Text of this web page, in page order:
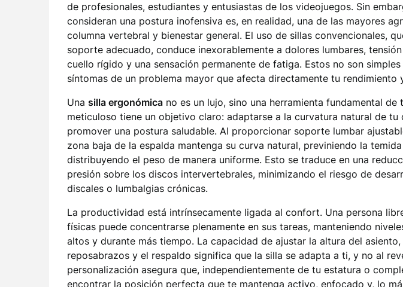
de profesionales, estudiantes y entusiastas de los videojuegos. Sin
consideran una postura inofensiva es, en realidad, una de las mayores
columna vertebral y bienestar general. El uso de sillas convencionales,
soporte adecuado, conduce inexorablemente a dolores lumbares,
cuello rígido y una sensación permanente de fatiga. Estos no son
síntomas de un problema mayor que afecta directamente tu rendimiento
Una silla ergonómica no es un lujo, sino una herramienta fundamental de
meticuloso tiene un objetivo claro: adaptarse a la curvatura natural de tu
promover una postura saludable. Al proporcionar soporte lumbar
zona baja de la espalda mantenga su curva natural, previniendo la
distribuyendo el peso de manera uniforme. Esto se traduce en una
presión sobre los discos intervertebrales, minimizando el riesgo de
discales o lumbalgias crónicas.
La productividad está intrínsecamente ligada al confort. Una persona
físicas puede concentrarse plenamente en sus tareas, manteniendo
altos y durante más tiempo. La capacidad de ajustar la altura del
reposabrazos y el respaldo significa que la silla se adapta a ti, y no al
personalización asegura que, independientemente de tu estatura o
encontrar la posición perfecta que te mantenga activo, enfocado y, lo